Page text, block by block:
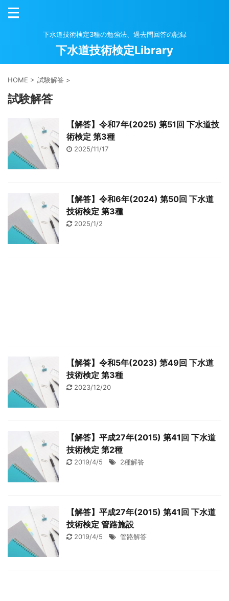
下水道技術検定3種の勉強法、過去問回答の記録
下水道技術検定Library
HOME > 試験解答 >
試験解答
【解答】令和7年(2025) 第51回 下水道技
術検定 第3種
2025/11/17
【解答】令和6年(2024) 第50回 下水道
技術検定 第3種
2025/1/2
【解答】令和5年(2023) 第49回 下水道
技術検定 第3種
2023/12/20
【解答】平成27年(2015) 第41回 下水道
技術検定 第2種
2019/4/5 2種解答
【解答】平成27年(2015) 第41回 下水道
技術検定 管路施設
2019/4/5 管路解答